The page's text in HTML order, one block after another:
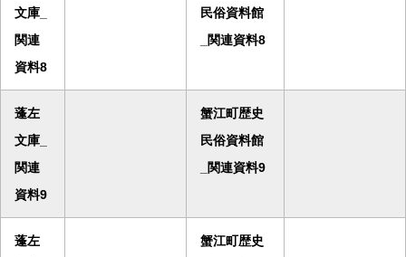
文庫_
関連
資料8
民俗資料館
_関連資料8
蓬左
文庫_
関連
資料9
蟹江町歴史
民俗資料館
_関連資料9
蓬左
蟹江町歴史